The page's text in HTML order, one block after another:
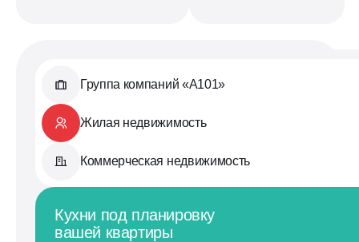
Группа компаний «А101»
Жилая недвижимость
Коммерческая недвижимость
Кухни под планировку
вашей квартиры